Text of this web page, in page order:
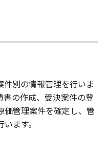
別の情報管理を行いま
書の作成、受決案件の登
価管理案件を確定し、管
ます。